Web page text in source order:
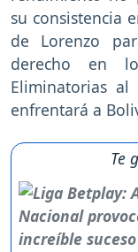
su consistencia
de Lorenzo
derecho en
Eliminatorias
enfrentará a
Te